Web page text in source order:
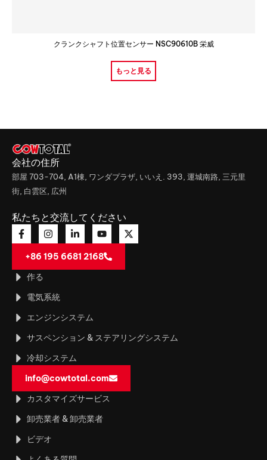
クランクシャフト位置センサー NSC90610B 栄威
もっと見る
会社の住所
部屋 703-704, A1棟, ワンダプラザ, いいえ. 393, 運城南路, 三元里
街, 白雲区, 広州
私たちと交流してください
+86 195 6681 2168
作る
電気系統
エンジンシステム
サスペンション & ステアリングシステム
冷却システム
info@cowtotal.com
カスタマイズサービス
卸売業者 & 卸売業者
ビデオ